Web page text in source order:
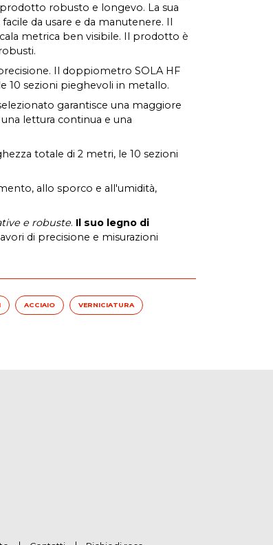
robusto e longevo. La sua
da usare e da manutenere. Il
metrica ben visibile. Il prodotto è
Il doppiometro SOLA HF
10 sezioni pieghevoli in metallo.
garantisce una maggiore
lettura continua e una
totale di 2 metri, le 10 sezioni
allo sporco e all'umidità,
e robuste. Il suo legno di
di precisione e misurazioni
ACCIAIO VERNICIATURA